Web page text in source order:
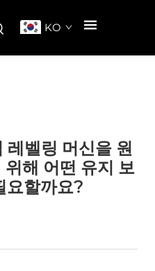
KO
레벨링 머신을 원
해 어떤 유지 보
요할까요?